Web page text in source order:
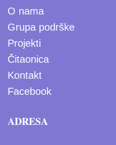
O nama
Grupa podrške
Projekti
Čitaonica
Kontakt
Facebook
ADRESA